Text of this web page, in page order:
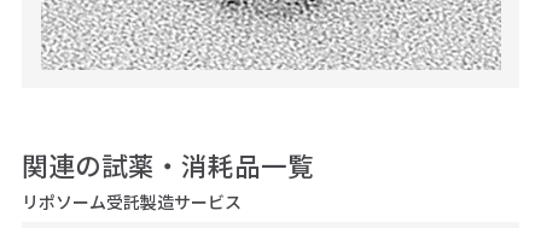
関連の試薬・消耗品一覧
リポソーム受託製造サービス